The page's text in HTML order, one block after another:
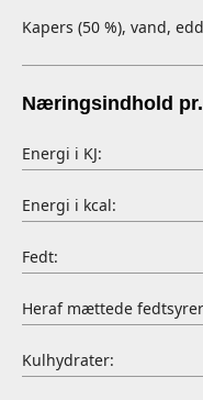
Kapers (50 %), vand,
Næringsindhold pr.
Energi i KJ:
Energi i kcal:
Fedt:
Heraf mættede
Kulhydrater: